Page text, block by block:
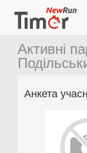
Активні
Анкета